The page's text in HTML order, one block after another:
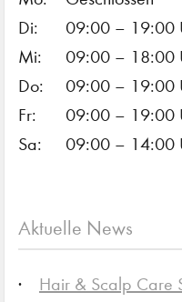
Di:
09:00 – 19:00
Mi:
09:00 – 18:00
Do:
09:00 – 19:00
Fr:
09:00 – 19:00
Sa:
09:00 – 14:00
Aktuelle News
Hair & Scalp Care